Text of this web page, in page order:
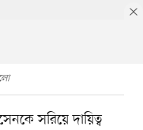
সরিয়ে দায়িত্ব